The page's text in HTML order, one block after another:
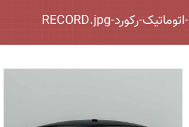
-اتوماتیک-رکورد-RECORD.jpg